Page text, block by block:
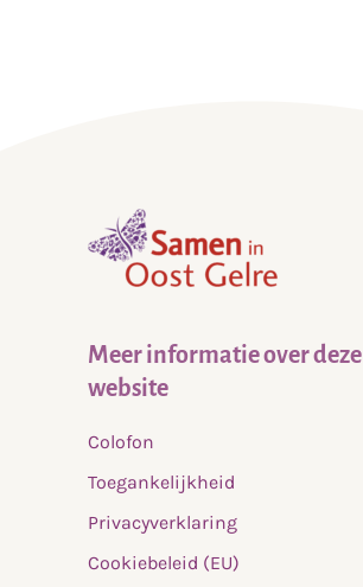
Meer informatie over deze
website
Colofon
Toegankelijkheid
Privacyverklaring
Cookiebeleid (EU)